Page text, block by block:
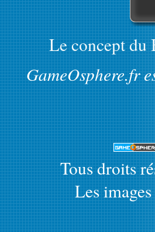
Le concept du
GameOsphere.fr
Tous droits
Les